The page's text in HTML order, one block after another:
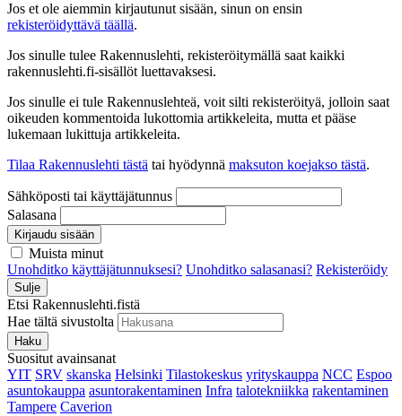
Jos et ole aiemmin kirjautunut sisään, sinun on ensin
rekisteröidyttävä täällä.
Jos sinulle tulee Rakennuslehti, rekisteröitymällä saat kaikki
rakennuslehti.fi-sisällöt luettavaksesi.
Jos sinulle ei tule Rakennuslehteä, voit silti rekisteröityä, jolloin saat
oikeuden kommentoida lukottomia artikkeleita, mutta et pääse
lukemaan lukittuja artikkeleita.
Tilaa Rakennuslehti tästä tai hyödynnä maksuton koejakso tästä.
Sähköposti tai käyttäjätunnus
Salasana
Kirjaudu sisään
Muista minut
Unohditko käyttäjätunnuksesi? Unohditko salasanasi? Rekisteröidy
Sulje
Etsi Rakennuslehti.fistä
Hae tältä sivustolta
Haku
Suositut avainsanat
YIT SRV skanska Helsinki Tilastokeskus yrityskauppa NCC Espoo
asuntokauppa asuntorakentaminen Infra talotekniikka rakentaminen
Tampere Caverion